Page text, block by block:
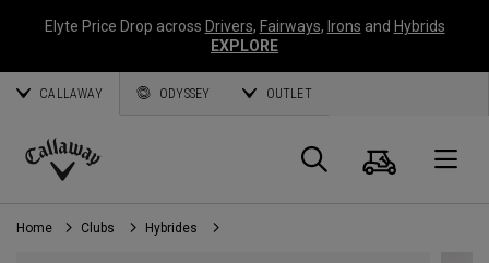
Elyte Price Drop across Drivers, Fairways, Irons and Hybrids
EXPLORE
CALLAWAY ODYSSEY OUTLET
Callaway
Golf
Panier
Home Clubs Hybrides